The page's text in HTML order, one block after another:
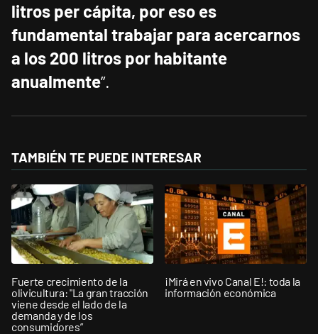
litros per cápita, por eso es
fundamental trabajar para acercarnos
a los 200 litros por habitante
anualmente”.
TAMBIÉN TE PUEDE INTERESAR
Fuerte crecimiento de la
olivicultura: "La gran tracción
viene desde el lado de la
demanda y de los
consumidores”
¡Mirá en vivo Canal E!: toda la
información económica